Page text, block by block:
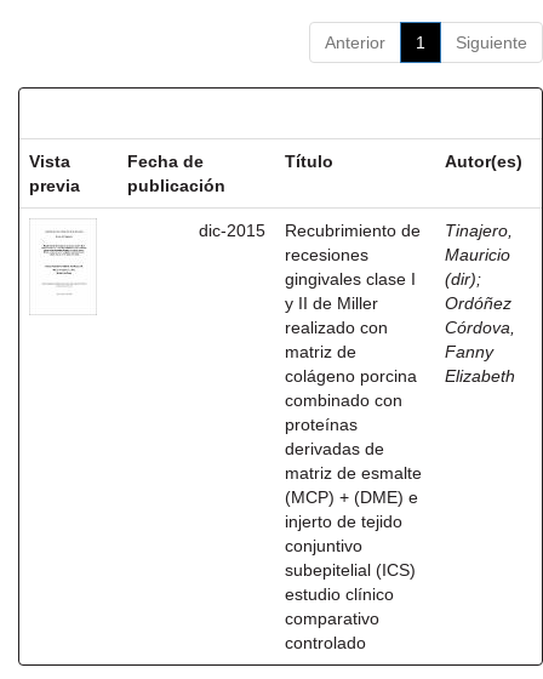
Anterior 1 Siguiente
Vista
previa
Fecha de
publicación
Título Autor(es)
dic-2015
Recubrimiento de
recesiones
gingivales clase I
y II de Miller
realizado con
matriz de
colágeno porcina
combinado con
proteínas
derivadas de
matriz de esmalte
(MCP) + (DME) e
injerto de tejido
conjuntivo
subepitelial (ICS)
estudio clínico
comparativo
controlado
Tinajero,
Mauricio
(dir);
Ordóñez
Córdova,
Fanny
Elizabeth